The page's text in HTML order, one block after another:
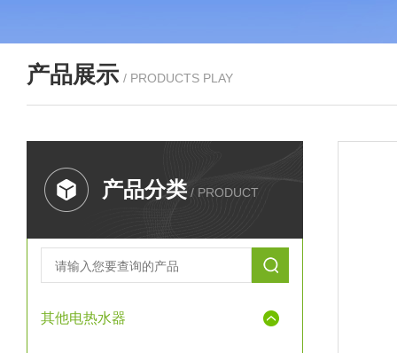
产品展示 / PRODUCTS PLAY
产品分类 / PRODUCT
其他电热水器